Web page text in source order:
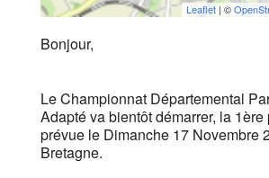
Leaflet | ©
Bonjour,
Le Championnat Départemental
Adapté va bientôt démarrer, la 1ère
prévue le Dimanche 17 Novembre
Bretagne.